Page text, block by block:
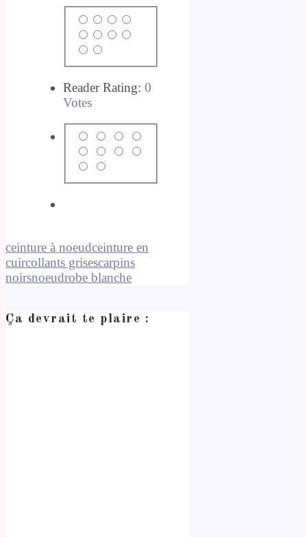
Reader Rating: 0
Votes
ceinture à noeudceinture en
cuircollants grisescarpins
noirsnoeudrobe blanche
Ça devrait te plaire :